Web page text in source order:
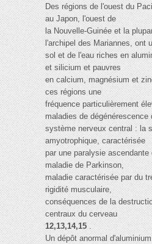
Des régions de l'ouest du
au Japon, l'ouest de
la Nouvelle-Guinée et la
l'archipel des Mariannes, ont
sol et de l'eau riches en
et silicium et pauvres
en calcium, magnésium et
ces régions une
fréquence particulièrement
maladies de dégénérescence
système nerveux central : la
amyotrophique, caractérisée
par une paralysie
maladie de Parkinson,
maladie caractérisée par du
rigidité musculaire,
conséquences de la
centraux du cerveau
12,13,14,15.
Un dépôt anormal